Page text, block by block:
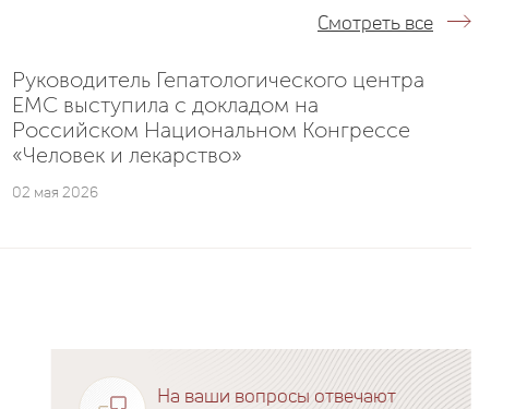
Руководитель Гепатологического центра
EMC выступила с докладом на
Российском Национальном Конгрессе
«Человек и лекарство»
02 мая 2026
Смотреть все
На ваши вопросы отвечают